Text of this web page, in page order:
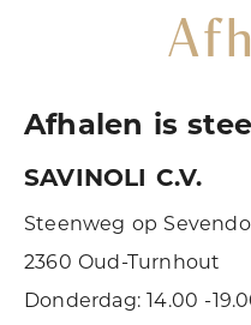
Afhalen is
SAVINOLI C.V.
Steenweg op
2360 Oud-Turnhout
Donderdag: 14.00 -